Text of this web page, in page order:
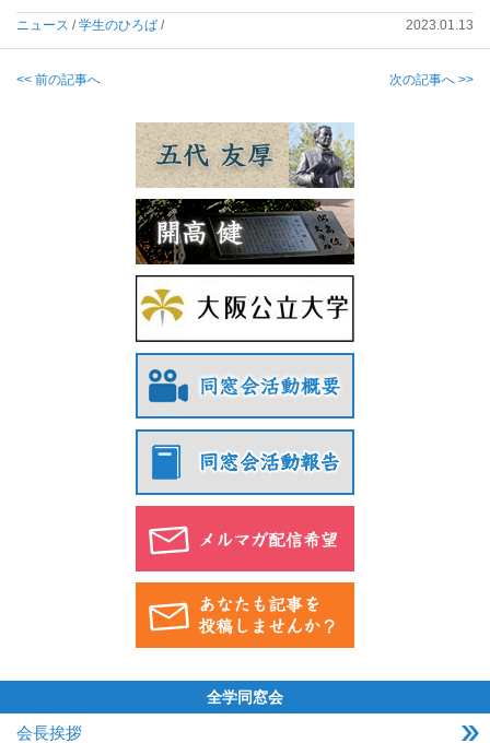
ニュース /学生のひろば / 2023.01.13
<< 前の記事へ 次の記事へ >>
全学同窓会
会長挨拶